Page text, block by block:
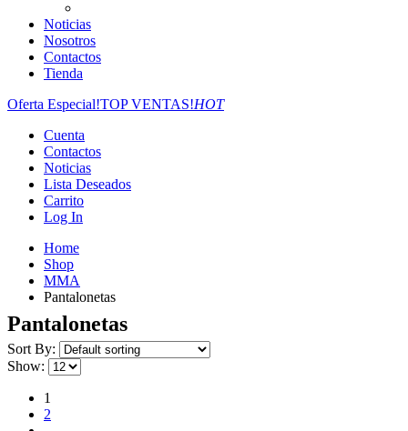
Noticias
Nosotros
Contactos
Tienda
Oferta Especial!TOP VENTAS!HOT
Cuenta
Contactos
Noticias
Lista Deseados
Carrito
Log In
Home
Shop
MMA
Pantalonetas
Pantalonetas
Sort By:
Show:
1
2